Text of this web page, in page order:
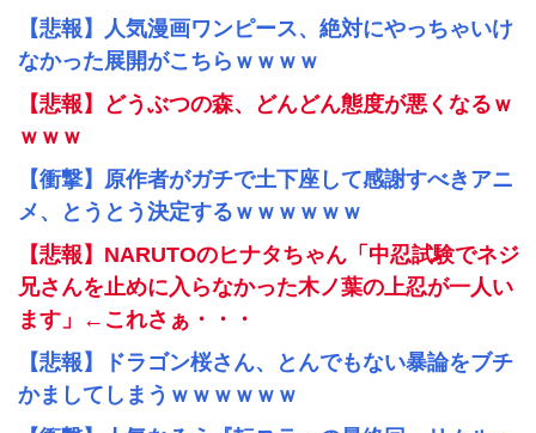
【悲報】人気漫画ワンピース、絶対にやっちゃいけ
なかった展開がこちらｗｗｗｗ
【悲報】どうぶつの森、どんどん態度が悪くなるｗ
ｗｗｗ
【衝撃】原作者がガチで土下座して感謝すべきアニ
メ、とうとう決定するｗｗｗｗｗｗ
【悲報】NARUTOのヒナタちゃん「中忍試験でネジ
兄さんを止めに入らなかった木ノ葉の上忍が一人い
ます」←これさぁ・・・
【悲報】ドラゴン桜さん、とんでもない暴論をブチ
かましてしまうｗｗｗｗｗｗ